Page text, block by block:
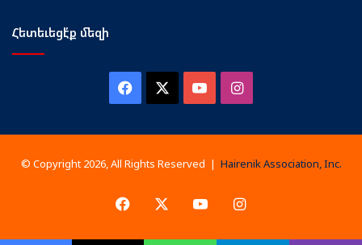
Հետեւեցէ՛ք մեզի
Facebook YouTubeInstagram
© Copyright 2026, All Rights Reserved | Hairenik Association, Inc.
Facebook YouTubeInstagram